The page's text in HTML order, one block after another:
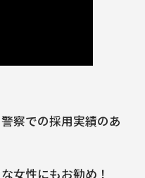
察での採用実績のあ
女性にもお勧め！